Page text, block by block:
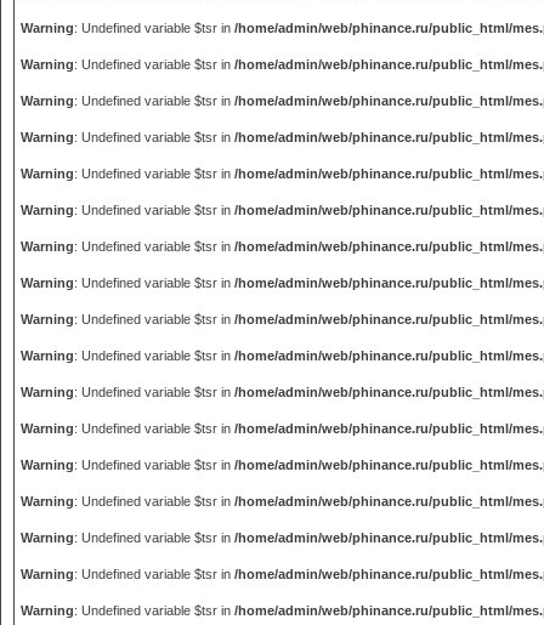
Warning: Undefined variable $tsr in /home/admin/web/phinance.ru/public_html/
Warning: Undefined variable $tsr in /home/admin/web/phinance.ru/public_html/
Warning: Undefined variable $tsr in /home/admin/web/phinance.ru/public_html/
Warning: Undefined variable $tsr in /home/admin/web/phinance.ru/public_html/
Warning: Undefined variable $tsr in /home/admin/web/phinance.ru/public_html/
Warning: Undefined variable $tsr in /home/admin/web/phinance.ru/public_html/
Warning: Undefined variable $tsr in /home/admin/web/phinance.ru/public_html/
Warning: Undefined variable $tsr in /home/admin/web/phinance.ru/public_html/
Warning: Undefined variable $tsr in /home/admin/web/phinance.ru/public_html/
Warning: Undefined variable $tsr in /home/admin/web/phinance.ru/public_html/
Warning: Undefined variable $tsr in /home/admin/web/phinance.ru/public_html/
Warning: Undefined variable $tsr in /home/admin/web/phinance.ru/public_html/
Warning: Undefined variable $tsr in /home/admin/web/phinance.ru/public_html/
Warning: Undefined variable $tsr in /home/admin/web/phinance.ru/public_html/
Warning: Undefined variable $tsr in /home/admin/web/phinance.ru/public_html/
Warning: Undefined variable $tsr in /home/admin/web/phinance.ru/public_html/
Warning: Undefined variable $tsr in /home/admin/web/phinance.ru/public_html/